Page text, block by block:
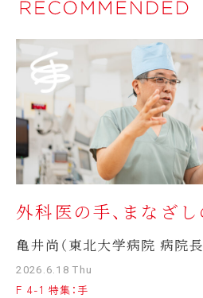
外科医の手、まなざし
亀井尚（東北大学病院 病院長
2026.6.18 Thu
F 4-1 特集：手